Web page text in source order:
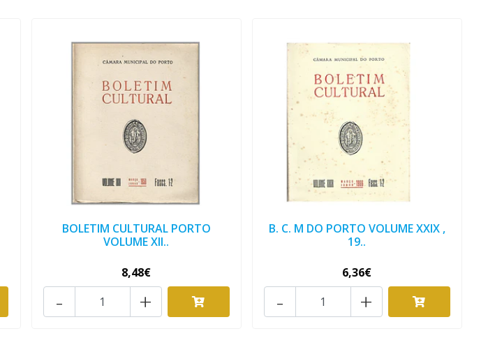
BOLETIM CULTURAL PORTO
VOLUME XII..
8,48€
+
-
B. C. M DO PORTO VOLUME XXIX ,
19..
6,36€
+
-